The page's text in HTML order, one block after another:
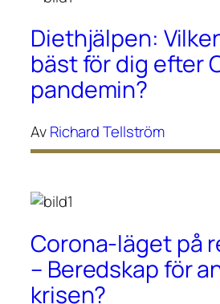
Diethjälpen:
bäst för dig efter
pandemin?
AvRichard Tellström
Corona-läget på
– Beredskap för
krisen?